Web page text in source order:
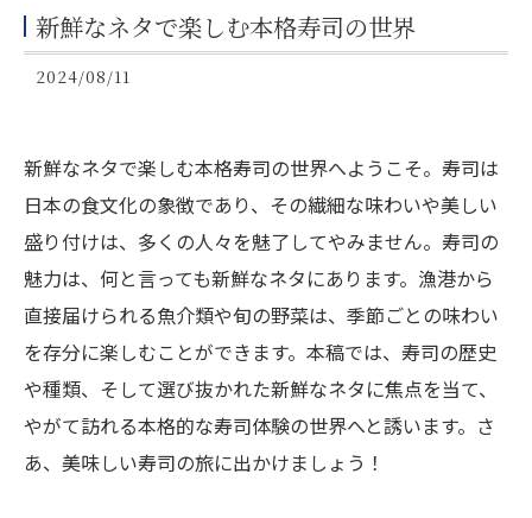
新鮮なネタで楽しむ本格寿司の世界
2024/08/11
新鮮なネタで楽しむ本格寿司の世界へようこそ。寿司は
日本の食文化の象徴であり、その繊細な味わいや美しい
盛り付けは、多くの人々を魅了してやみません。寿司の
魅力は、何と言っても新鮮なネタにあります。漁港から
直接届けられる魚介類や旬の野菜は、季節ごとの味わい
を存分に楽しむことができます。本稿では、寿司の歴史
や種類、そして選び抜かれた新鮮なネタに焦点を当て、
やがて訪れる本格的な寿司体験の世界へと誘います。さ
あ、美味しい寿司の旅に出かけましょう！